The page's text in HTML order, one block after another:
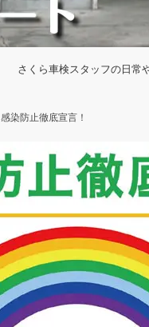
さくら車検スタッフの日常
感染防止徹底宣言！